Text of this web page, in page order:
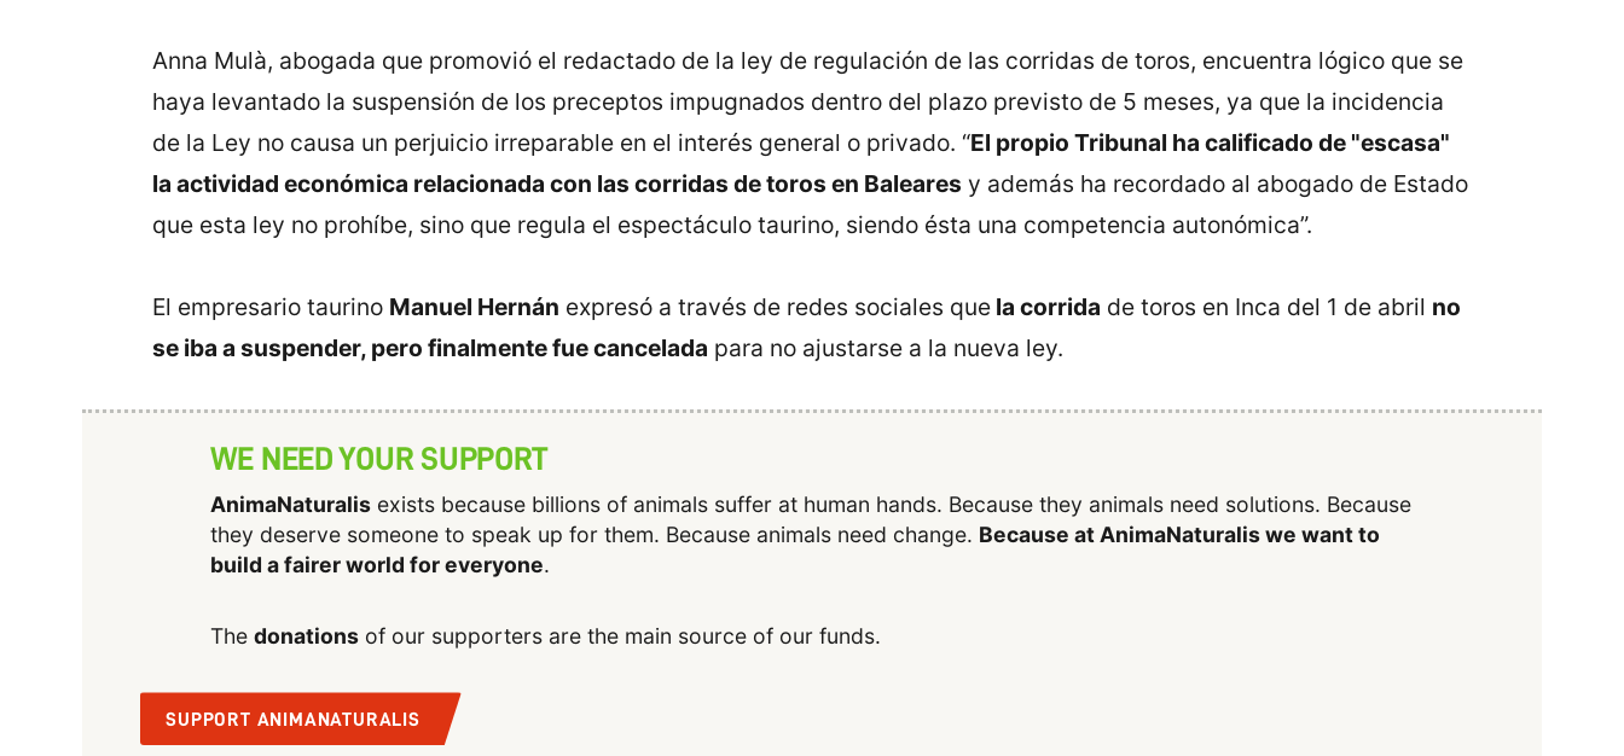
Anna Mulà, abogada que promovió el redactado de la ley de regulación de las corridas de toros, encuentra lógico que se
haya levantado la suspensión de los preceptos impugnados dentro del plazo previsto de 5 meses, ya que la incidencia
de la Ley no causa un perjuicio irreparable en el interés general o privado. “El propio Tribunal ha calificado de "escasa"
la actividad económica relacionada con las corridas de toros en Baleares y además ha recordado al abogado de Estado
que esta ley no prohíbe, sino que regula el espectáculo taurino, siendo ésta una competencia autonómica”.
El empresario taurino Manuel Hernán expresó a través de redes sociales quela corrida de toros en Inca del 1 de abril no
se iba a suspender, pero finalmente fue cancelada para no ajustarse a la nueva ley.
WE NEED YOUR SUPPORT
AnimaNaturalisexists because billions of animals suffer at human hands. Because they animals need solutions. Because
they deserve someone to speak up for them. Because animals need change. Because at AnimaNaturalis we want to
build a fairer world for everyone.
The donationsof our supporters are the main source of our funds.
SUPPORT ANIMANATURALIS